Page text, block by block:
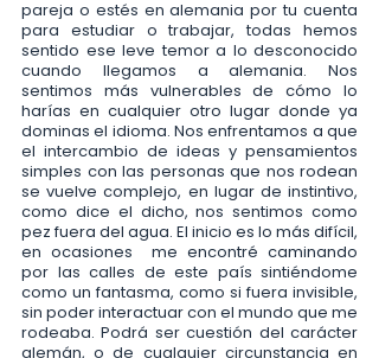
pareja o estés en alemania por tu cuenta
para estudiar o trabajar, todas hemos
sentido ese leve temor a lo desconocido
cuando llegamos a alemania. Nos
sentimos más vulnerables de cómo lo
harías en cualquier otro lugar donde ya
dominas el idioma. Nos enfrentamos a que
el intercambio de ideas y pensamientos
simples con las personas que nos rodean
se vuelve complejo, en lugar de instintivo,
como dice el dicho, nos sentimos como
pez fuera del agua. El inicio es lo más difícil,
en ocasiones  me encontré caminando
por las calles de este país sintiéndome
como un fantasma, como si fuera invisible,
sin poder interactuar con el mundo que me
rodeaba. Podrá ser cuestión del carácter
alemán, o de cualquier circunstancia en